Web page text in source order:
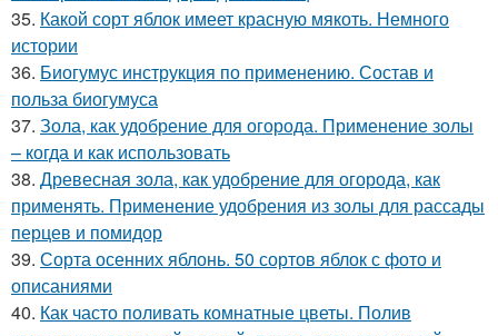
35. Какой сорт яблок имеет красную мякоть. Немного
истории
36. Биогумус инструкция по применению. Состав и
польза биогумуса
37. Зола, как удобрение для огорода. Применение золы
– когда и как использовать
38. Древесная зола, как удобрение для огорода, как
применять. Применение удобрения из золы для рассады
перцев и помидор
39. Сорта осенних яблонь. 50 сортов яблок с фото и
описаниями
40. Как часто поливать комнатные цветы. Полив